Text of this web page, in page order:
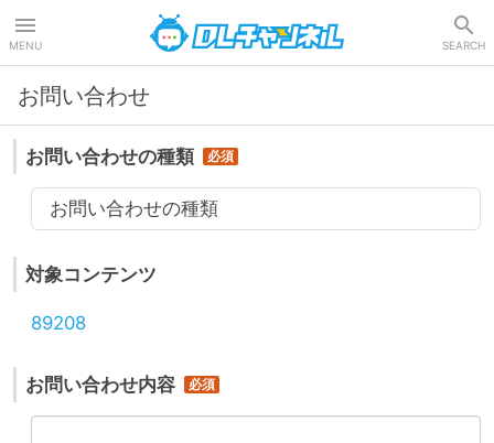
MENU SEARCH
お問い合わせ
お問い合わせの種類
お問い合わせの種類
対象コンテンツ
89208
お問い合わせ内容